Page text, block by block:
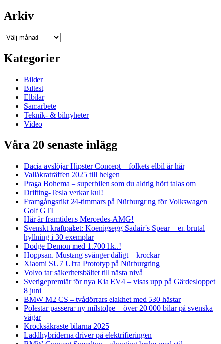
Arkiv
Arkiv
Kategorier
Bilder
Biltest
Elbilar
Samarbete
Teknik- & bilnyheter
Video
Våra 20 senaste inlägg
Dacia avslöjar Hipster Concept – folkets elbil är här
Vallåkraträffen 2025 till helgen
Praga Bohema – superbilen som du aldrig hört talas om
Drifting-Tesla verkar kul!
Framgångsrikt 24-timmars på Nürburgring för Volkswagen
Golf GTI
Här är framtidens Mercedes-AMG!
Svenskt kraftpaket: Koenigsegg Sadair´s Spear – en brutal
hyllning i 30 exemplar
Dodge Demon med 1.700 hk..!
Hoppsan, Mustang svänger dåligt – krockar
Xiaomi SU7 Ultra Prototyp på Nürburgring
Volvo tar säkerhetsbältet till nästa nivå
Sverigepremiär för nya Kia EV4 – visas upp på Gärdesloppet
8 juni
BMW M2 CS – tvådörrars elakhet med 530 hästar
Polestar passerar ny milstolpe – över 20 000 bilar på svenska
vägar
Krocksäkraste bilarna 2025
Laddhybriderna driver på elektrifieringen